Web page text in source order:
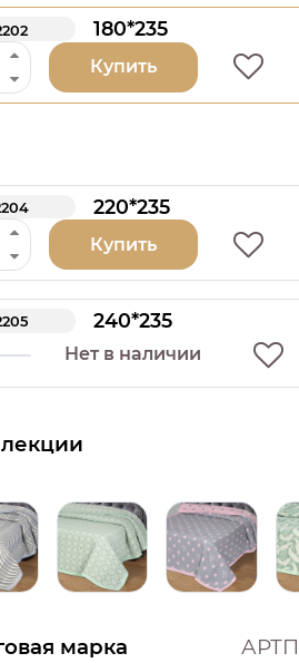
180*235
Купить
220*235
Купить
240*235
Нет в наличии
марка